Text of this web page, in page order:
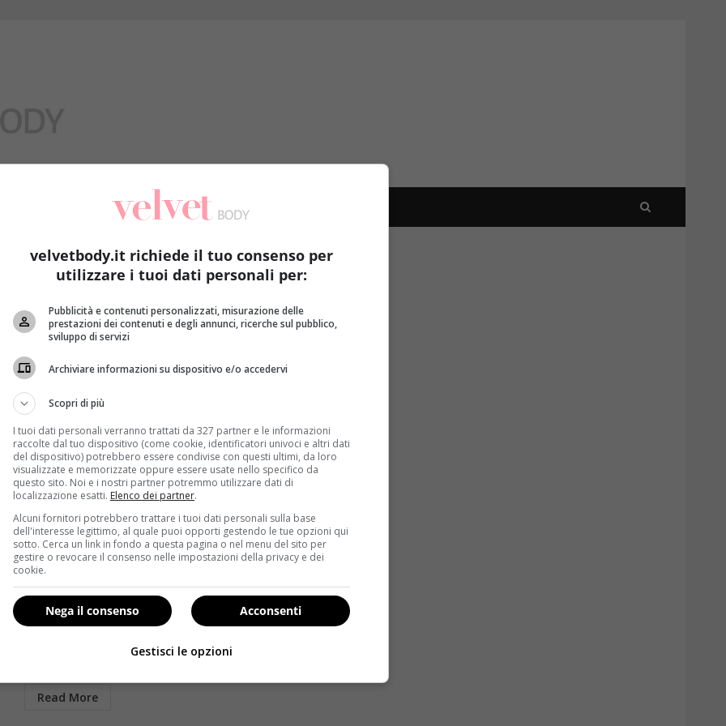
Notizie
Tre morti dopo il vaccino antinfluenzale, l’Aifa ritira il
vaccino
Redazione 27 Novembre 2014
Tre sono le morti sospette avvenute dopo la
somministrazione del vaccino antinfluenzale. L’Aifa
Read More
velvetbody.it richiede il tuo consenso per
utilizzare i tuoi dati personali per:
Pubblicità e contenuti personalizzati, misurazione delle
prestazioni dei contenuti e degli annunci, ricerche sul pubblico,
sviluppo di servizi
Archiviare informazioni su dispositivo e/o accedervi
Scopri di più
I tuoi dati personali verranno trattati da 327 partner e le informazioni
raccolte dal tuo dispositivo (come cookie, identificatori univoci e altri dati
del dispositivo) potrebbero essere condivise con questi ultimi, da loro
visualizzate e memorizzate oppure essere usate nello specifico da
questo sito. Noi e i nostri partner potremmo utilizzare dati di
localizzazione esatti. Elenco dei partner.
Alcuni fornitori potrebbero trattare i tuoi dati personali sulla base
dell'interesse legittimo, al quale puoi opporti gestendo le tue opzioni qui
sotto. Cerca un link in fondo a questa pagina o nel menu del sito per
gestire o revocare il consenso nelle impostazioni della privacy e dei
cookie.
Acconsenti
Nega il consenso
Gestisci le opzioni